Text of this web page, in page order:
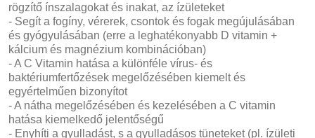
rögzítő ínszalagokat és inakat, az ízületeket
- Segít a fogíny, vérerek, csontok és fogak megújulásában
és gyógyulásában (erre a leghatékonyabb D vitamin +
kálcium és magnézium kombinációban)
- A C Vitamin hatása a különféle vírus- és
baktériumfertőzések megelőzésében kiemelt és
egyértelműen bizonyítot
- A nátha megelőzésében és kezelésében a C vitamin
hatása kiemelkedő jelentőségű
- Enyhíti a gyulladást, s a gyulladásos tüneteket (pl. ízületi